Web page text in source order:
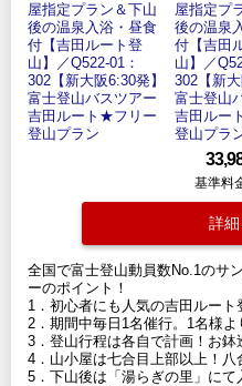
基準料
詳
全国で富士登山動員数No.1のサ
ーのポイント！
1．初心者にも人気の吉田ルート
2．期間中毎日1名催行。1名様よ
3．登山行程は各自で計画！お鉢
4．山小屋は七合目上部以上！
5．下山後は「湯らぎの里」にて